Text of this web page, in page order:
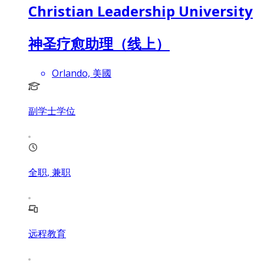
Christian Leadership University
神圣疗愈助理（线上）
Orlando, 美國
副学士学位
全职, 兼职
远程教育